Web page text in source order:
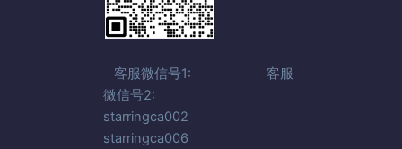
客服微信号1: 客服
微信号2:
starringca002
starringca006